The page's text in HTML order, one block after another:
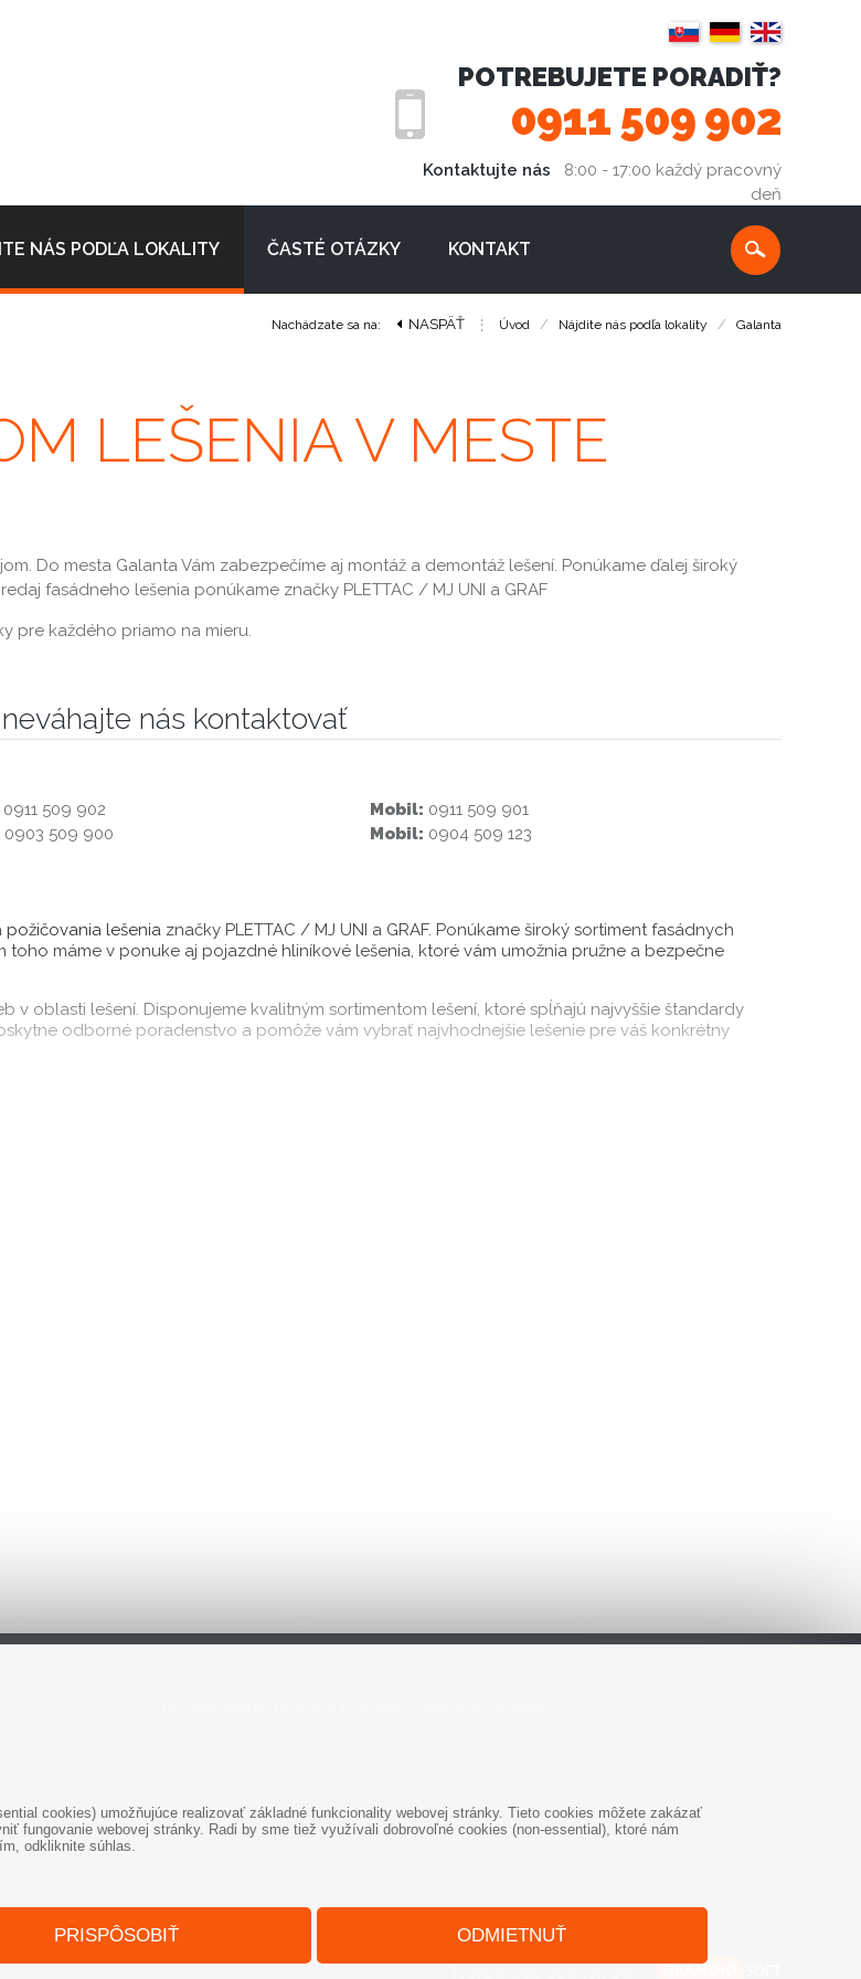
POTREBUJETE PORADIŤ?
0911 509 902
Kontaktujte nás
8:00 - 17:00 každý pracovný
deň
NÁS PODĽA LOKALITY ČASTÉ OTÁZKY KONTAKT
Nachádzate sa na: NASPÄŤ ⋮ Úvod / Nájdite nás podľa lokality / Galanta
LEŠENIA V MESTE
Do mesta Galanta Vám zabezpečíme aj montáž a demontáž lešení. Ponúkame ďalej široký
fasádneho lešenia ponúkame značky PLETTAC / MJ UNI a GRAF
pre každého priamo na mieru.
nás kontaktovať
0911 509 902 Mobil: 0911 509 901
0903 509 900 Mobil: 0904 509 123
požičovania lešenia značky PLETTAC / MJ UNI a GRAF. Ponúkame široký sortiment fasádnych
máme v ponuke aj pojazdné hliníkové lešenia, ktoré vám umožnia pružne a bezpečne
oblasti lešení. Disponujeme kvalitným sortimentom lešení, ktoré spĺňajú najvyššie štandardy
odborné poradenstvo a pomôže vám vybrať najvhodnejšie lešenie pre váš konkrétny
odbornosť a presnosť.
je naším cieľom a zárukou našej kvality.
cookies) umožňujúce realizovať základné funkcionality webovej stránky. Tieto cookies môžete zakázať
fungovanie webovej stránky. Radi by sme tiež využívali dobrovoľné cookies (non-essential), ktoré nám
odkliknite súhlas.
PRISPÔSOBIŤ ODMIETNUŤ